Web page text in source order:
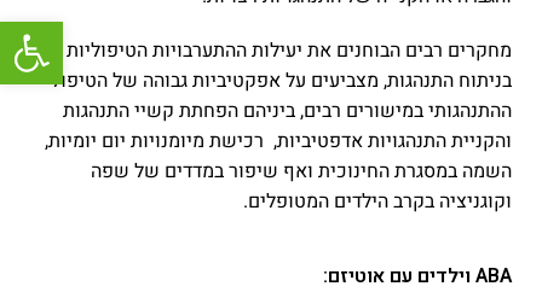
מחקרים רבים הבוחנים את יעילות ההתערבויות הטיפוליות
בניתוח התנהגות, מצביעים על אפקטיביות גבוהה של הטיפול
ההתנהגותי במישורים רבים, ביניהם הפחתת קשיי התנהגות
והקניית התנהגויות אדפטיביות, רכישת מיומנויות יום יומיות,
השמה במסגרת החינוכית ואף שיפור במדדים של שפה
וקוגניציה בקרב הילדים המטופלים.
ABA וילדים עם אוטיזם: